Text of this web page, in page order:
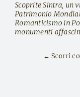
Scoprite Sintra, un
Patrimonio
Romanticismo in
monumenti
← Scorri